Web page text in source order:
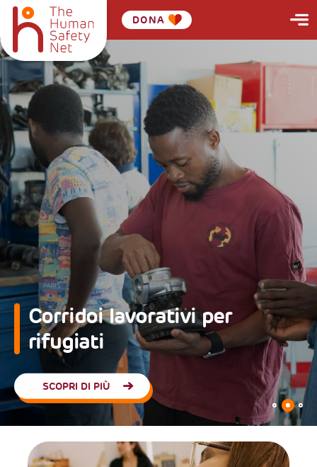
DONA
Corridoi lavorativi per
rifugiati
SCOPRI DI PIÙ